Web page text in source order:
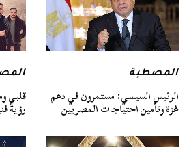
المصطبة
الرئيس السيسي: مستمرون في دعم
غزة وتأمين احتياجات المصريين
قلبي
رؤية